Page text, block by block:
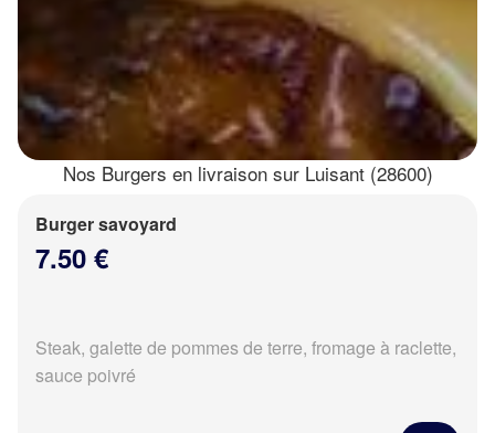
Nos Burgers en livraison sur Luisant (28600)
Burger savoyard
7.50 €
Steak, galette de pommes de terre, fromage à raclette,
sauce poivré